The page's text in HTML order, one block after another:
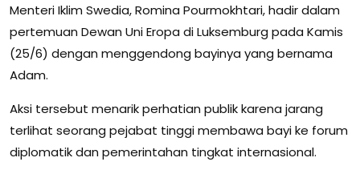
Menteri Iklim Swedia, Romina Pourmokhtari, hadir dalam
pertemuan Dewan Uni Eropa di Luksemburg pada Kamis
(25/6) dengan menggendong bayinya yang bernama
Adam.
Aksi tersebut menarik perhatian publik karena jarang
terlihat seorang pejabat tinggi membawa bayi ke forum
diplomatik dan pemerintahan tingkat internasional.